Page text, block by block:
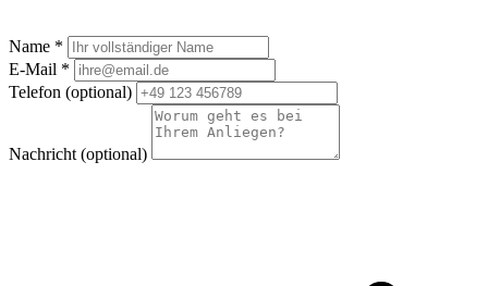
Name *
E-Mail *
Telefon (optional)
Nachricht (optional)